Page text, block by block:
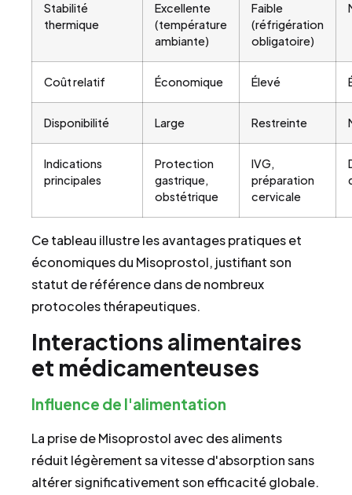
Stabilité
thermique
Excellente
(température
ambiante)
Faible
(réfrigération
obligatoire)
Coût relatif Économique Élevé
Disponibilité Large Restreinte
Indications
principales
Protection
gastrique,
obstétrique
IVG,
préparation
cervicale
Ce tableau illustre les avantages pratiques et
économiques du Misoprostol, justifiant son
statut de référence dans de nombreux
protocoles thérapeutiques.
Interactions alimentaires
et médicamenteuses
Influence de l'alimentation
La prise de Misoprostol avec des aliments
réduit légèrement sa vitesse d'absorption sans
altérer significativement son efficacité globale.